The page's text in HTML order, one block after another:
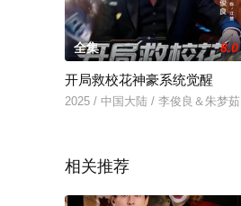
全集 8.0
开局救校花神豪系统觉醒
2025 / 中国大陆 / 李俊良＆朱梦茹
相关推荐